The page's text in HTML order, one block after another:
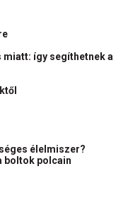
miatt: így segíthetnek a
élelmiszer?
boltok polcain